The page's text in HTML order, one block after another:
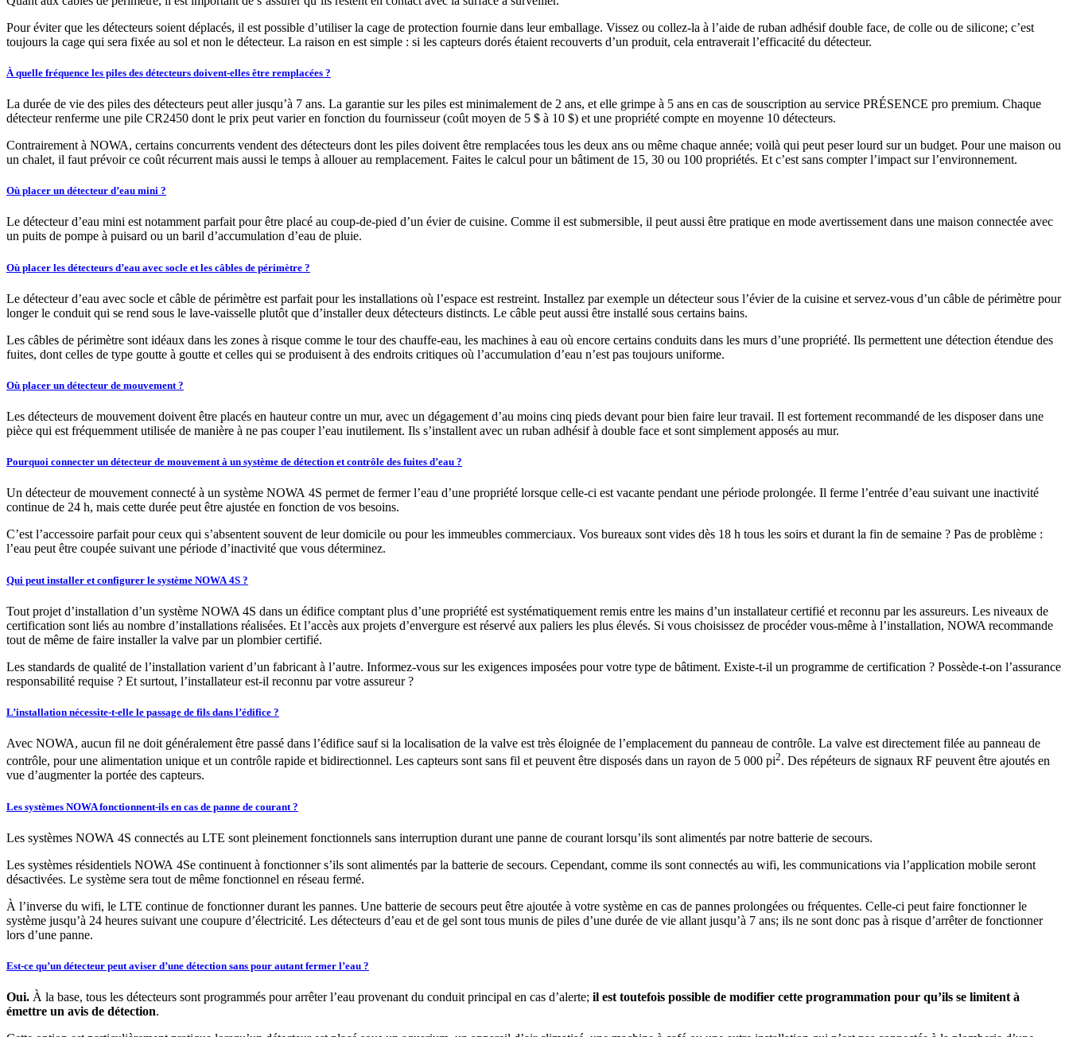
Pour éviter que les détecteurs soient déplacés, il est possible d’utiliser la cage de protection fournie dans leur emballage. Vissez ou collez-la à l’aide de ruban adhésif double face, de colle ou de silicone; c’est
toujours la cage qui sera fixée au sol et non le détecteur. La raison en est simple : si les capteurs dorés étaient recouverts d’un produit, cela entraverait l’efficacité du détecteur.
À quelle fréquence les piles des détecteurs doivent-elles être remplacées ?
La durée de vie des piles des détecteurs peut aller jusqu’à 7 ans. La garantie sur les piles est minimalement de 2 ans, et elle grimpe à 5 ans en cas de souscription au service PRÉSENCE pro premium. Chaque
détecteur renferme une pile CR2450 dont le prix peut varier en fonction du fournisseur (coût moyen de 5 $ à 10 $) et une propriété compte en moyenne 10 détecteurs.
Contrairement à NOWA, certains concurrents vendent des détecteurs dont les piles doivent être remplacées tous les deux ans ou même chaque année; voilà qui peut peser lourd sur un budget. Pour une maison ou
un chalet, il faut prévoir ce coût récurrent mais aussi le temps à allouer au remplacement. Faites le calcul pour un bâtiment de 15, 30 ou 100 propriétés. Et c’est sans compter l’impact sur l’environnement.
Où placer un détecteur d’eau mini ?
Le détecteur d’eau mini est notamment parfait pour être placé au coup-de-pied d’un évier de cuisine. Comme il est submersible, il peut aussi être pratique en mode avertissement dans une maison connectée avec
un puits de pompe à puisard ou un baril d’accumulation d’eau de pluie.
Où placer les détecteurs d’eau avec socle et les câbles de périmètre ?
Le détecteur d’eau avec socle et câble de périmètre est parfait pour les installations où l’espace est restreint. Installez par exemple un détecteur sous l’évier de la cuisine et servez-vous d’un câble de périmètre pour
longer le conduit qui se rend sous le lave-vaisselle plutôt que d’installer deux détecteurs distincts. Le câble peut aussi être installé sous certains bains.
Les câbles de périmètre sont idéaux dans les zones à risque comme le tour des chauffe-eau, les machines à eau où encore certains conduits dans les murs d’une propriété. Ils permettent une détection étendue des
fuites, dont celles de type goutte à goutte et celles qui se produisent à des endroits critiques où l’accumulation d’eau n’est pas toujours uniforme.
Où placer un détecteur de mouvement ?
Les détecteurs de mouvement doivent être placés en hauteur contre un mur, avec un dégagement d’au moins cinq pieds devant pour bien faire leur travail. Il est fortement recommandé de les disposer dans une
pièce qui est fréquemment utilisée de manière à ne pas couper l’eau inutilement. Ils s’installent avec un ruban adhésif à double face et sont simplement apposés au mur.
Pourquoi connecter un détecteur de mouvement à un système de détection et contrôle des fuites d’eau ?
Un détecteur de mouvement connecté à un système NOWA 4S permet de fermer l’eau d’une propriété lorsque celle-ci est vacante pendant une période prolongée. Il ferme l’entrée d’eau suivant une inactivité
continue de 24 h, mais cette durée peut être ajustée en fonction de vos besoins.
C’est l’accessoire parfait pour ceux qui s’absentent souvent de leur domicile ou pour les immeubles commerciaux. Vos bureaux sont vides dès 18 h tous les soirs et durant la fin de semaine ? Pas de problème :
l’eau peut être coupée suivant une période d’inactivité que vous déterminez.
Qui peut installer et configurer le système NOWA 4S ?
Tout projet d’installation d’un système NOWA 4S dans un édifice comptant plus d’une propriété est systématiquement remis entre les mains d’un installateur certifié et reconnu par les assureurs. Les niveaux de
certification sont liés au nombre d’installations réalisées. Et l’accès aux projets d’envergure est réservé aux paliers les plus élevés. Si vous choisissez de procéder vous-même à l’installation, NOWA recommande
tout de même de faire installer la valve par un plombier certifié.
Les standards de qualité de l’installation varient d’un fabricant à l’autre. Informez-vous sur les exigences imposées pour votre type de bâtiment. Existe-t-il un programme de certification ? Possède-t-on l’assurance
responsabilité requise ? Et surtout, l’installateur est-il reconnu par votre assureur ?
L’installation nécessite-t-elle le passage de fils dans l’édifice ?
Avec NOWA, aucun fil ne doit généralement être passé dans l’édifice sauf si la localisation de la valve est très éloignée de l’emplacement du panneau de contrôle. La valve est directement filée au panneau de
contrôle, pour une alimentation unique et un contrôle rapide et bidirectionnel. Les capteurs sont sans fil et peuvent être disposés dans un rayon de 5 000 pi2. Des répéteurs de signaux RF peuvent être ajoutés en
vue d’augmenter la portée des capteurs.
Les systèmes NOWA fonctionnent-ils en cas de panne de courant ?
Les systèmes NOWA 4S connectés au LTE sont pleinement fonctionnels sans interruption durant une panne de courant lorsqu’ils sont alimentés par notre batterie de secours.
Les systèmes résidentiels NOWA 4Se continuent à fonctionner s’ils sont alimentés par la batterie de secours. Cependant, comme ils sont connectés au wifi, les communications via l’application mobile seront
désactivées. Le système sera tout de même fonctionnel en réseau fermé.
À l’inverse du wifi, le LTE continue de fonctionner durant les pannes. Une batterie de secours peut être ajoutée à votre système en cas de pannes prolongées ou fréquentes. Celle-ci peut faire fonctionner le
système jusqu’à 24 heures suivant une coupure d’électricité. Les détecteurs d’eau et de gel sont tous munis de piles d’une durée de vie allant jusqu’à 7 ans; ils ne sont donc pas à risque d’arrêter de fonctionner
lors d’une panne.
Est-ce qu’un détecteur peut aviser d’une détection sans pour autant fermer l’eau ?
Oui. À la base, tous les détecteurs sont programmés pour arrêter l’eau provenant du conduit principal en cas d’alerte; il est toutefois possible de modifier cette programmation pour qu’ils se limitent à
émettre un avis de détection.